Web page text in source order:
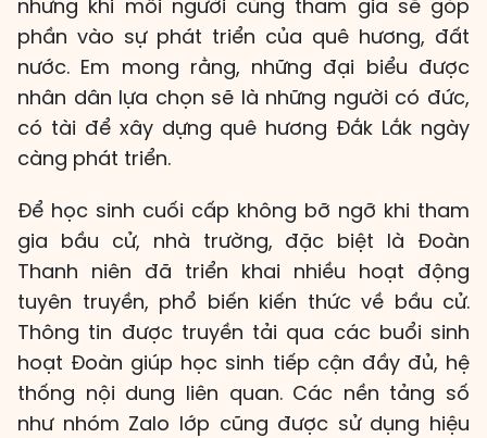
nhưng khi mỗi người cùng tham gia sẽ góp
phần vào sự phát triển của quê hương, đất
nước. Em mong rằng, những đại biểu được
nhân dân lựa chọn sẽ là những người có đức,
có tài để xây dựng quê hương Đắk Lắk ngày
càng phát triển.
Để học sinh cuối cấp không bỡ ngỡ khi tham
gia bầu cử, nhà trường, đặc biệt là Đoàn
Thanh niên đã triển khai nhiều hoạt động
tuyên truyền, phổ biến kiến thức về bầu cử.
Thông tin được truyền tải qua các buổi sinh
hoạt Đoàn giúp học sinh tiếp cận đầy đủ, hệ
thống nội dung liên quan. Các nền tảng số
như nhóm Zalo lớp cũng được sử dụng hiệu